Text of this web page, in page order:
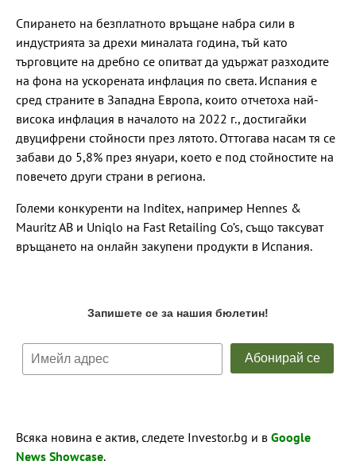
Спирането на безплатното връщане набра сили в
индустрията за дрехи миналата година, тъй като
търговците на дребно се опитват да удържат разходите
на фона на ускорената инфлация по света. Испания е
сред страните в Западна Европа, които отчетоха най-
висока инфлация в началото на 2022 г., достигайки
двуцифрени стойности през лятото. Оттогава насам тя се
забави до 5,8% през януари, което е под стойностите на
повечето други страни в региона.
Големи конкуренти на Inditex, например Hennes &
Mauritz AB и Uniqlo на Fast Retailing Co’s, също таксуват
връщането на онлайн закупени продукти в Испания.
Всяка новина е актив, следете Investor.bg и в Google
News Showcase.